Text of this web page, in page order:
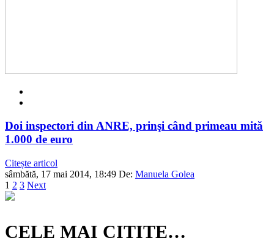
Doi inspectori din ANRE, prinşi când primeau mită
1.000 de euro
Citește articol
sâmbătă, 17 mai 2014, 18:49 De: Manuela Golea
1 2 3 Next
CELE MAI CITITE…